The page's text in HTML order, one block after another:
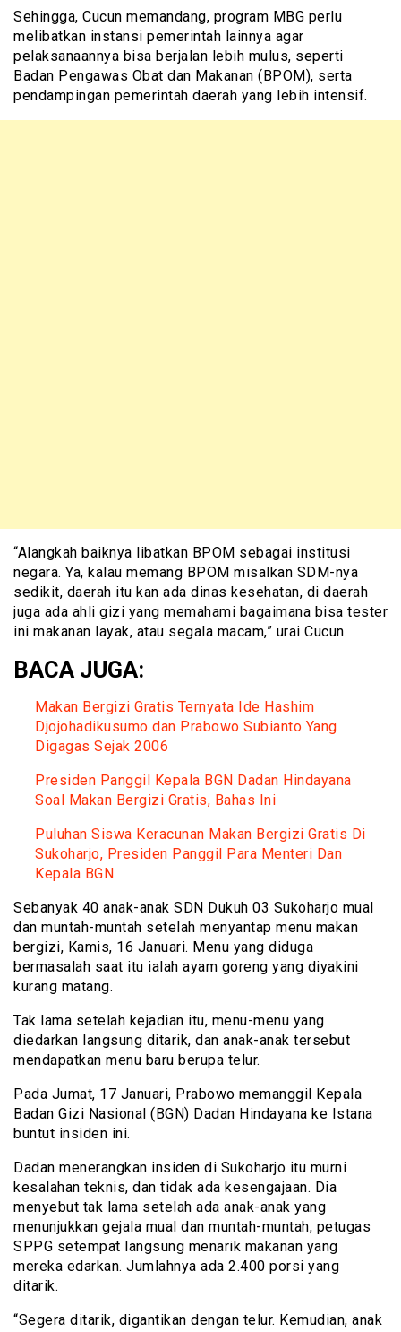
Sehingga, Cucun memandang, program MBG perlu
melibatkan instansi pemerintah lainnya agar
pelaksanaannya bisa berjalan lebih mulus, seperti
Badan Pengawas Obat dan Makanan (BPOM), serta
pendampingan pemerintah daerah yang lebih intensif.
“Alangkah baiknya libatkan BPOM sebagai institusi
negara. Ya, kalau memang BPOM misalkan SDM-nya
sedikit, daerah itu kan ada dinas kesehatan, di daerah
juga ada ahli gizi yang memahami bagaimana bisa tester
ini makanan layak, atau segala macam,” urai Cucun.
BACA JUGA:
Makan Bergizi Gratis Ternyata Ide Hashim
Djojohadikusumo dan Prabowo Subianto Yang
Digagas Sejak 2006
Presiden Panggil Kepala BGN Dadan Hindayana
Soal Makan Bergizi Gratis, Bahas Ini
Puluhan Siswa Keracunan Makan Bergizi Gratis Di
Sukoharjo, Presiden Panggil Para Menteri Dan
Kepala BGN
Sebanyak 40 anak-anak SDN Dukuh 03 Sukoharjo mual
dan muntah-muntah setelah menyantap menu makan
bergizi, Kamis, 16 Januari. Menu yang diduga
bermasalah saat itu ialah ayam goreng yang diyakini
kurang matang.
Tak lama setelah kejadian itu, menu-menu yang
diedarkan langsung ditarik, dan anak-anak tersebut
mendapatkan menu baru berupa telur.
Pada Jumat, 17 Januari, Prabowo memanggil Kepala
Badan Gizi Nasional (BGN) Dadan Hindayana ke Istana
buntut insiden ini.
Dadan menerangkan insiden di Sukoharjo itu murni
kesalahan teknis, dan tidak ada kesengajaan. Dia
menyebut tak lama setelah ada anak-anak yang
menunjukkan gejala mual dan muntah-muntah, petugas
SPPG setempat langsung menarik makanan yang
mereka edarkan. Jumlahnya ada 2.400 porsi yang
ditarik.
“Segera ditarik, digantikan dengan telur. Kemudian, anak